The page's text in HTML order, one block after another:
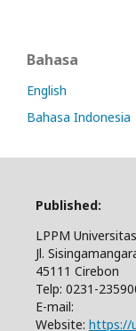
Bahasa
English
Bahasa Indonesia
Published:
LPPM
Jl.
45111 Cirebon
Telp: 0231-
E-mail:
Website: https://